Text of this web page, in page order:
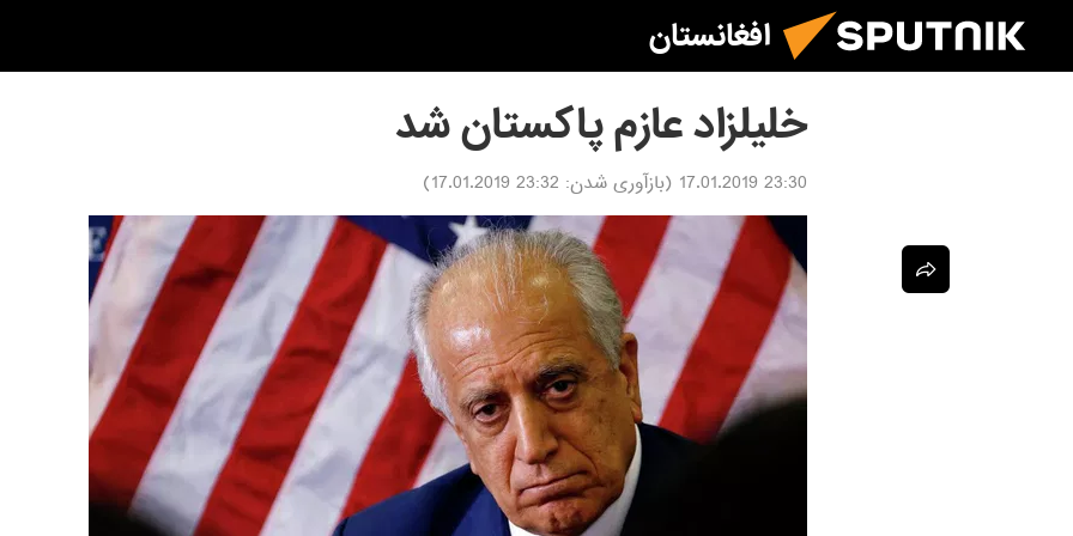
افغانستان
خلیلزاد عازم پاکستان شد
23:30 17.01.2019 (بازآوری شدن: 23:32 17.01.2019
)